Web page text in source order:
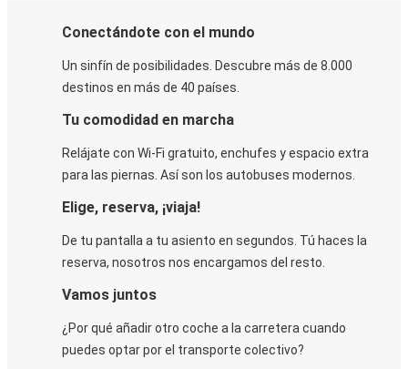
Conectándote con el mundo
Un sinfín de posibilidades. Descubre más de 8.000
destinos en más de 40 países.
Tu comodidad en marcha
Relájate con Wi-Fi gratuito, enchufes y espacio extra
para las piernas. Así son los autobuses modernos.
Elige, reserva, ¡viaja!
De tu pantalla a tu asiento en segundos. Tú haces la
reserva, nosotros nos encargamos del resto.
Vamos juntos
¿Por qué añadir otro coche a la carretera cuando
puedes optar por el transporte colectivo?